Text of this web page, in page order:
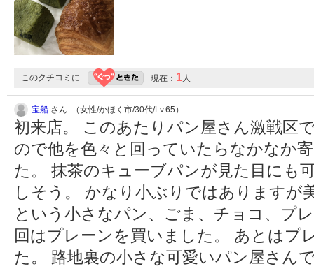
このクチコミに 現在： 1人
宝船 さん （女性/かほく市/30代/Lv.65）
初来店。 このあたりパン屋さん激戦区
ので他を色々と回っていたらなかなか
た。 抹茶のキューブパンが見た目にも
しそう。 かなり小ぶりではありますが
という小さなパン、ごま、チョコ、プ
回はプレーンを買いました。 あとはプ
た。 路地裏の小さな可愛いパン屋さん